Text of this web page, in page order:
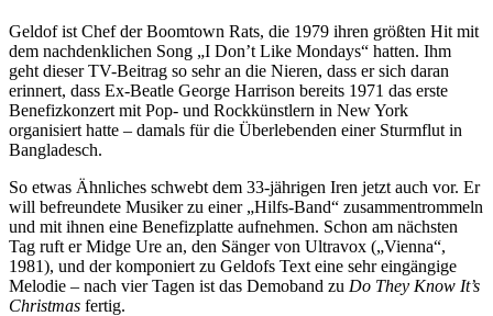
Geldof ist Chef der Boomtown Rats, die 1979 ihren größten Hit mit
dem nachdenklichen Song „I Don’t Like Mondays“ hatten. Ihm
geht dieser TV-Beitrag so sehr an die Nieren, dass er sich daran
erinnert, dass Ex-Beatle George Harrison bereits 1971 das erste
Benefizkonzert mit Pop- und Rockkünstlern in New York
organisiert hatte – damals für die Überlebenden einer Sturmflut in
Bangladesch.
So etwas Ähnliches schwebt dem 33-jährigen Iren jetzt auch vor. Er
will befreundete Musiker zu einer „Hilfs-Band“ zusammentrommeln
und mit ihnen eine Benefizplatte aufnehmen. Schon am nächsten
Tag ruft er Midge Ure an, den Sänger von Ultravox („Vienna“,
1981), und der komponiert zu Geldofs Text eine sehr eingängige
Melodie – nach vier Tagen ist das Demoband zu Do They Know It’s
Christmas fertig.